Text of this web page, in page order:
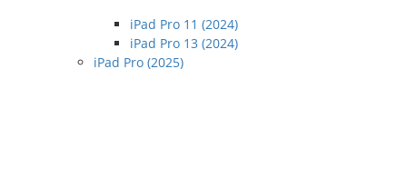
iPad Pro 11 (2024)
iPad Pro 13 (2024)
iPad Pro (2025)